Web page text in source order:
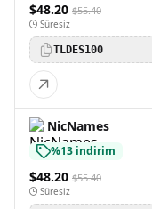
$48.20 $55.40
Süresiz
TLDES100
NicNames
%13 indirim
$48.20 $55.40
Süresiz